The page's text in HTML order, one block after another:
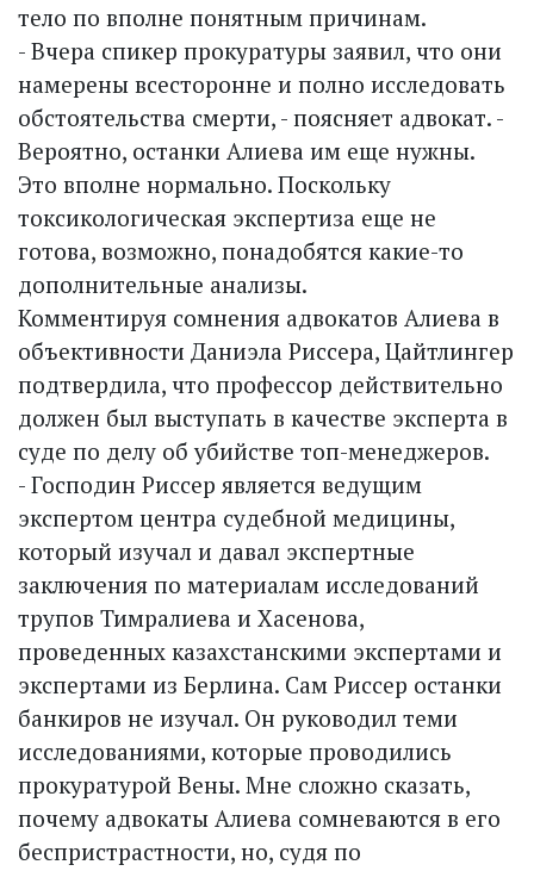
тело по вполне понятным причинам.
- Вчера спикер прокуратуры заявил, что они
намерены всесторонне и полно исследовать
обстоятельства смерти, - поясняет адвокат. -
Вероятно, останки Алиева им еще нужны.
Это вполне нормально. Поскольку
токсикологическая экспертиза еще не
готова, возможно, понадобятся какие-то
дополнительные анализы.
Комментируя сомнения адвокатов Алиева в
объективности Даниэла Риссера, Цайтлингер
подтвердила, что профессор действительно
должен был выступать в качестве эксперта в
суде по делу об убийстве топ-менеджеров.
- Господин Риссер является ведущим
экспертом центра судебной медицины,
который изучал и давал экспертные
заключения по материалам исследований
трупов Тимралиева и Хасенова,
проведенных казахстанскими экспертами и
экспертами из Берлина. Сам Риссер останки
банкиров не изучал. Он руководил теми
исследованиями, которые проводились
прокуратурой Вены. Мне сложно сказать,
почему адвокаты Алиева сомневаются в его
беспристрастности, но, судя по